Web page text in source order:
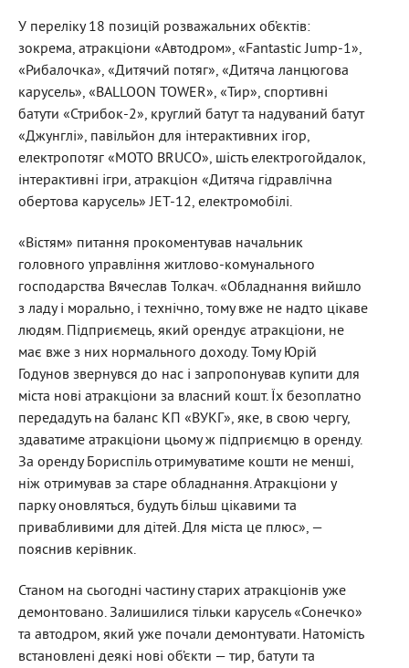
У переліку 18 позицій розважальних об’єктів:
зокрема, атракціони «Автодром», «Fantastic Jump-1»,
«Рибалочка», «Дитячий потяг», «Дитяча ланцюгова
карусель», «BALLOON TOWER», «Тир», спортивні
батути «Стрибок-2», круглий батут та надуваний батут
«Джунглі», павільйон для інтерактивних ігор,
електропотяг «MOTO BRUCO», шість електрогойдалок,
інтерактивні ігри, атракціон «Дитяча гідравлічна
обертова карусель» JET-12, електромобілі.
«Вістям» питання прокоментував начальник
головного управління житлово-комунального
господарства Вячеслав Толкач. «Обладнання вийшло
з ладу і морально, і технічно, тому вже не надто цікаве
людям. Підприємець, який орендує атракціони, не
має вже з них нормального доходу. Тому Юрій
Годунов звернувся до нас і запропонував купити для
міста нові атракціони за власний кошт. Їх безоплатно
передадуть на баланс КП «ВУКГ», яке, в свою чергу,
здаватиме атракціони цьому ж підприємцю в оренду.
За оренду Бориспіль отримуватиме кошти не менші,
ніж отримував за старе обладнання. Атракціони у
парку оновляться, будуть більш цікавими та
привабливими для дітей. Для міста це плюс», —
пояснив керівник.
Станом на сьогодні частину старих атракціонів уже
демонтовано. Залишилися тільки карусель «Сонечко»
та автодром, який уже почали демонтувати. Натомість
встановлені деякі нові об’єкти — тир, батути та